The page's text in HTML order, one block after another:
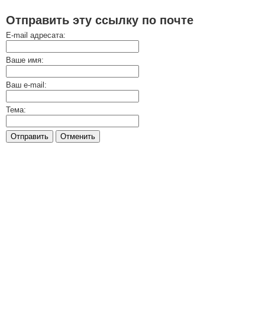
Отправить эту ссылку по почте
E-mail адресата:
Ваше имя:
Ваш e-mail:
Тема:
Отправить Отменить